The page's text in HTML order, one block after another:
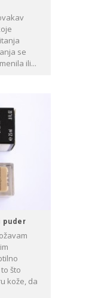
se
ili...
puder
što
kože, da